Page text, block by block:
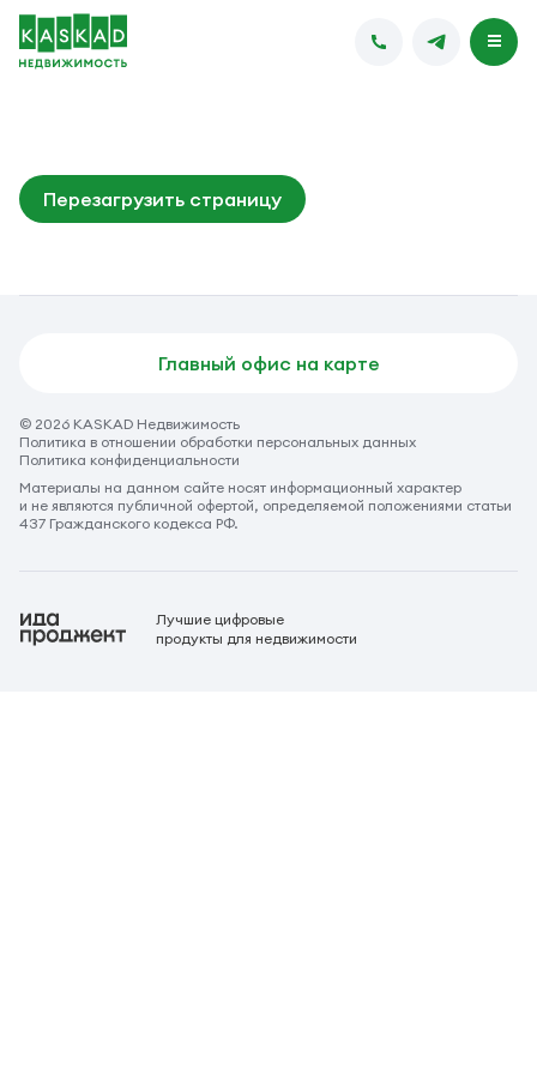
Перезагрузить страницу
Главный офис на карте
© 2026 KASKAD Недвижимость
Политика в отношении обработки персональных данных
Политика конфиденциальности
Материалы на данном сайте носят информационный характер
и не являются публичной офертой, определяемой положениями статьи
437 Гражданского кодекса РФ.
Лучшие цифровые
продукты для недвижимости